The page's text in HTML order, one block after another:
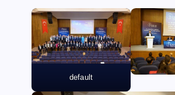
default